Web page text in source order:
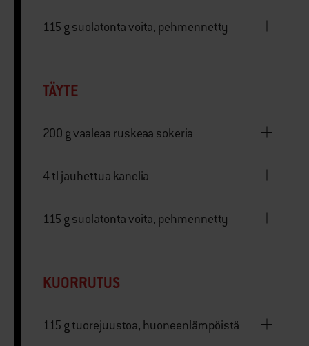
115 g suolatonta voita, pehmennetty
TÄYTE
200 g vaaleaa ruskeaa sokeria
4 tl jauhettua kanelia
115 g suolatonta voita, pehmennetty
KUORRUTUS
115 g tuorejuustoa, huoneenlämpöistä